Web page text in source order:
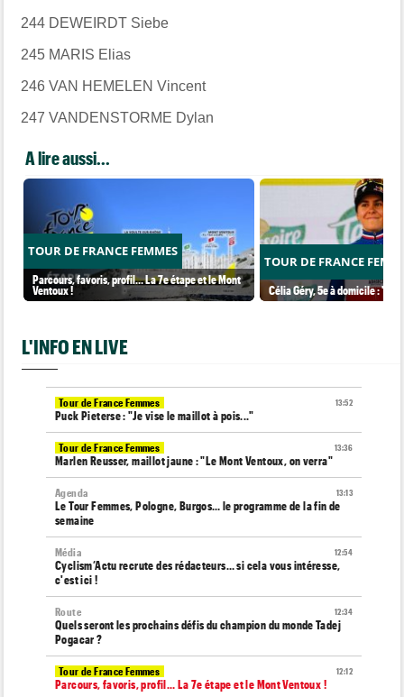
244 DEWEIRDT Siebe
245 MARIS Elias
246 VAN HEMELEN Vincent
247 VANDENSTORME Dylan
A lire aussi...
TOUR DE FRANCE FEMMES
Parcours, favoris, profil… La 7e étape et le Mont
Ventoux !
TOUR DE FRANCE
Célia Géry, 5e à domicile :
L'INFO EN LIVE
13:52
Tour de France Femmes
Puck Pieterse : "Je vise le maillot à pois..."
13:36
Tour de France Femmes
Marlen Reusser, maillot jaune : "Le Mont Ventoux, on verra"
13:13
Agenda
Le Tour Femmes, Pologne, Burgos… le programme de la fin de
semaine
12:54
Média
Cyclism’Actu recrute des rédacteurs… si cela vous intéresse,
c'est ici !
12:34
Route
Quels seront les prochains défis du champion du monde Tadej
Pogacar ?
12:12
Tour de France Femmes
Parcours, favoris, profil… La 7e étape et le Mont Ventoux !